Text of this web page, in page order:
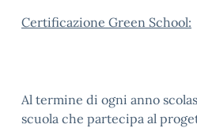
Certificazione Green School:
Al termine di ogni anno
scuola che partecipa al